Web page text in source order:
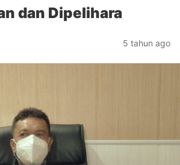
dan Dipelihara
5 tahun ago